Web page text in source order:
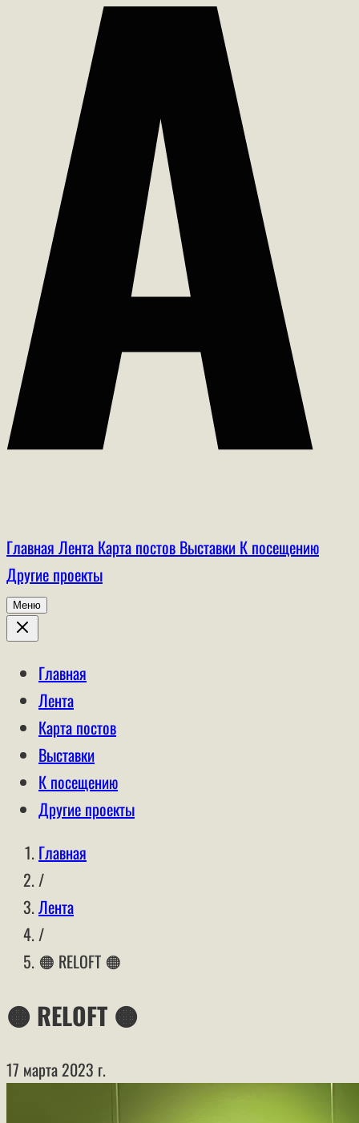
Главная Лента Карта постов Выставки К посещению
Другие проекты
Меню
Главная
Лента
Карта постов
Выставки
К посещению
Другие проекты
Главная
/
Лента
/
🟠 RELOFT 🟠
🟠 RELOFT 🟠
17 марта 2023 г.